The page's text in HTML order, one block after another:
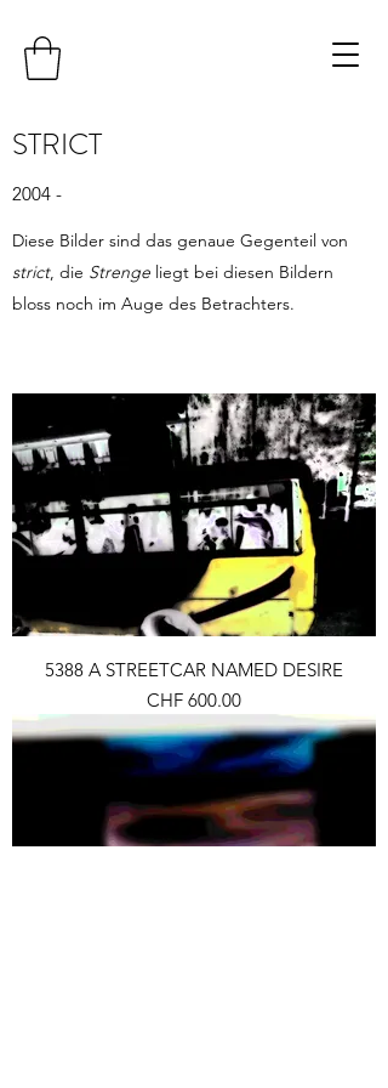
STRICT
2004 -
Diese Bilder sind das genaue Gegenteil von
strict, die Strenge liegt bei diesen Bildern
bloss noch im Auge des Betrachters.
5388 A STREETCAR NAMED DESIRE
Preis
CHF 600.00